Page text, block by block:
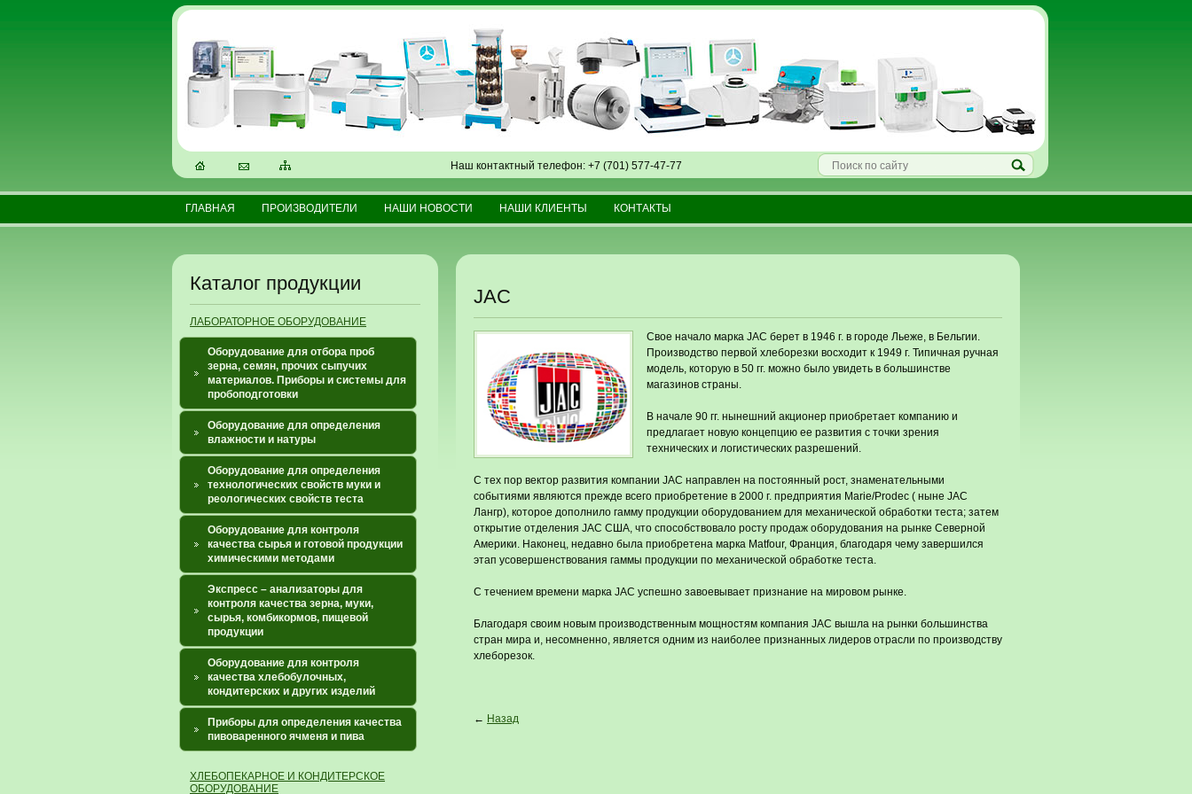
Наш контактный телефон: +7 (701) 577-47-77
ГЛАВНАЯ ПРОИЗВОДИТЕЛИ НАШИ НОВОСТИ НАШИ КЛИЕНТЫ КОНТАКТЫ
Каталог продукции
ЛАБОРАТОРНОЕ ОБОРУДОВАНИЕ
Оборудование для отбора проб
зерна, семян, прочих сыпучих
материалов. Приборы и системы для
пробоподготовки
Оборудование для определения
влажности и натуры
Оборудование для определения
технологических свойств муки и
реологических свойств теста
Оборудование для контроля
качества сырья и готовой продукции
химическими методами
Экспресс – анализаторы для
контроля качества зерна, муки,
сырья, комбикормов, пищевой
продукции
Оборудование для контроля
качества хлебобулочных,
кондитерских и других изделий
Приборы для определения качества
пивоваренного ячменя и пива
ХЛЕБОПЕКАРНОЕ И КОНДИТЕРСКОЕ
ОБОРУДОВАНИЕ
JAC
Cвое начало марка JAC берет в 1946 г. в городе Льеже, в Бельгии.
Производство первой хлеборезки восходит к 1949 г. Типичная ручная
модель, которую в 50 гг. можно было увидеть в большинстве
магазинов страны.
В начале 90 гг. нынешний акционер приобретает компанию и
предлагает новую концепцию ее развития с точки зрения
технических и логистических разрешений.
С тех пор вектор развития компании JAC направлен на постоянный рост, знаменательными
событиями являются прежде всего приобретение в 2000 г. предприятия Маrie/Prodec ( ныне JAC
Лангр), которое дополнило гамму продукции оборудованием для механической обработки теста; затем
открытие отделения JAC США, что способствовало росту продаж оборудования на рынке Северной
Америки. Наконец, недавно была приобретена марка Matfour, Франция, благодаря чему завершился
этап усовершенствования гаммы продукции по механической обработке теста.
С течением времени марка JAC успешно завоевывает признание на мировом рынке.
Благодаря своим новым производственным мощностям компания JAC вышла на рынки большинства
стран мира и, несомненно, является одним из наиболее признанных лидеров отрасли по производству
хлеборезок.
← Назад